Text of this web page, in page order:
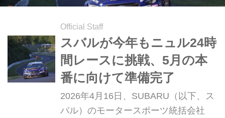
Official Staff
スバルが今年もニュル24時
間レースに挑戦、5月の本
番に向けて準備完了
2026年4月16日、SUBARU（以下、ス
バル）のモータースポーツ統括会社